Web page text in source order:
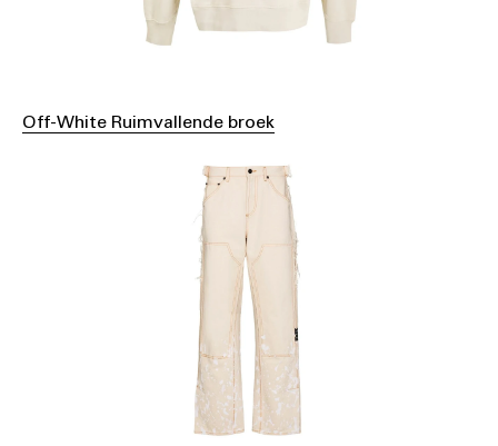
Off-White Ruimvallende broek